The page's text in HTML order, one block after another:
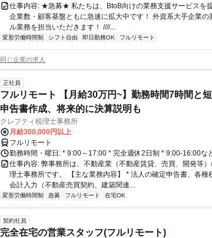
仕事内容: ★急募★ 私たちは、BtoB向けの業務支援サービスを
企業数・顧客基盤ともに急速に拡大中です！ 外資系大手企業の
ル業務を担当いただきます！ ////...
変形労働時間制 シフト自由 即日勤務OK フルリモート
同じ企業の求人
正社員
フルリモート 【月給30万円~】勤務時間7時間と
申告書作成、将来的に決算説明も
クレフティ税理士事務所
月給300,000円以上
フルリモート
勤務時間・曜日: * 9:00～17:00 * 完全週休2日制 * 9:00-16:00な
仕事内容: 弊事務所は、不動産業（不動産賃貸、売買、開発等
理士事務所です。 【主な業務内容】 * 法人の確定申告書、各種
会計入力（不動産売買契約、建築関連...
変形労働時間制 急募 フルリモート 在宅OK
契約社員
完全在宅の営業スタッフ(フルリモート)